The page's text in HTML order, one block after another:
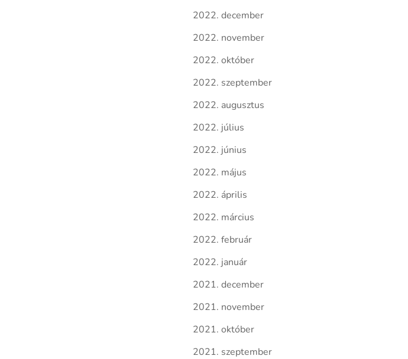
2022. december
2022. november
2022. október
2022. szeptember
2022. augusztus
2022. július
2022. június
2022. május
2022. április
2022. március
2022. február
2022. január
2021. december
2021. november
2021. október
2021. szeptember